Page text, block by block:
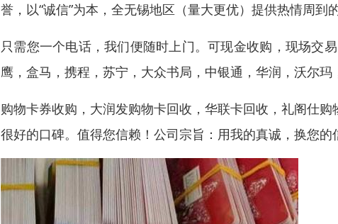
誉，以“诚信”为本，全无锡地区（量大更优）提供热情周到
只需您一个电话，我们便随时上门。可现金收购，现场交
鹰，盒马，携程，苏宁，大众书局，中银通，华润，沃尔
购物卡券收购，大润发购物卡回收，华联卡回收，礼阁仕
很好的口碑。值得您信赖！公司宗旨：用我的真诚，换您的